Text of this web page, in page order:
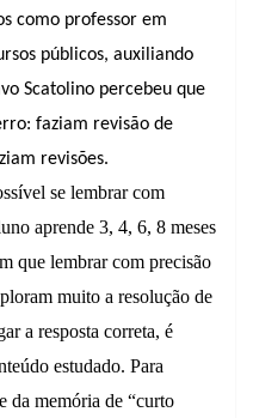
como professor em
públicos, auxiliando
Scatolino percebeu que
faziam revisão de
revisões.
se lembrar com
aprende 3, 4, 6, 8 meses
que lembrar com precisão
muito a resolução de
a resposta correta, é
estudado. Para
da memória de “curto